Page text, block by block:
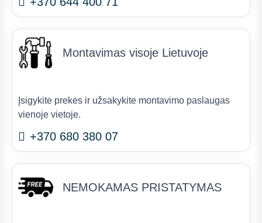
Montavimas visoje Lietuvoje
Įsigykite prekes ir užsakykite montavimo paslaugas
vienoje vietoje.
+370 680 380 07
NEMOKAMAS PRISTATYMAS